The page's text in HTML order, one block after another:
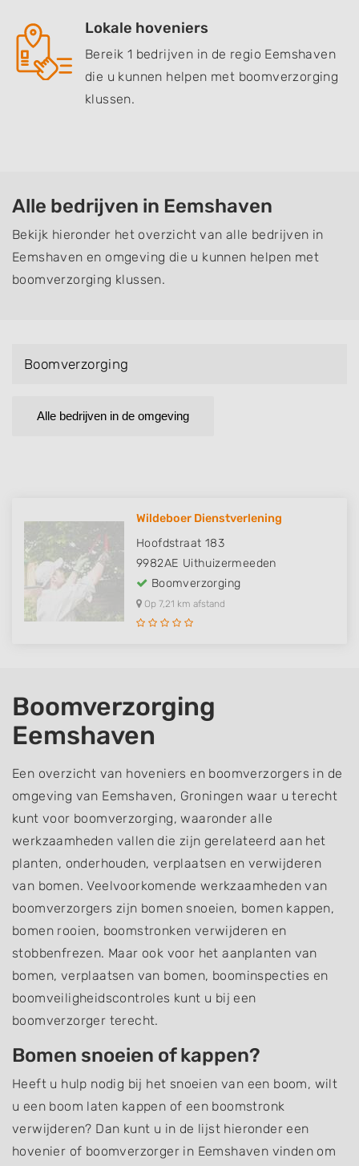
Lokale hoveniers
Bereik 1 bedrijven in de regio Eemshaven
die u kunnen helpen met boomverzorging
klussen.
Alle bedrijven in Eemshaven
Bekijk hieronder het overzicht van alle bedrijven in
Eemshaven en omgeving die u kunnen helpen met
boomverzorging klussen.
Boomverzorging
Alle bedrijven in de omgeving
Wildeboer Dienstverlening
Hoofdstraat 183
9982AE Uithuizermeeden
Boomverzorging
Op 7,21 km afstand
Boomverzorging
Eemshaven
Een overzicht van hoveniers en boomverzorgers in de
omgeving van Eemshaven, Groningen waar u terecht
kunt voor boomverzorging, waaronder alle
werkzaamheden vallen die zijn gerelateerd aan het
planten, onderhouden, verplaatsen en verwijderen
van bomen. Veelvoorkomende werkzaamheden van
boomverzorgers zijn bomen snoeien, bomen kappen,
bomen rooien, boomstronken verwijderen en
stobbenfrezen. Maar ook voor het aanplanten van
bomen, verplaatsen van bomen, boominspecties en
boomveiligheidscontroles kunt u bij een
boomverzorger terecht.
Bomen snoeien of kappen?
Heeft u hulp nodig bij het snoeien van een boom, wilt
u een boom laten kappen of een boomstronk
verwijderen? Dan kunt u in de lijst hieronder een
hovenier of boomverzorger in Eemshaven vinden om